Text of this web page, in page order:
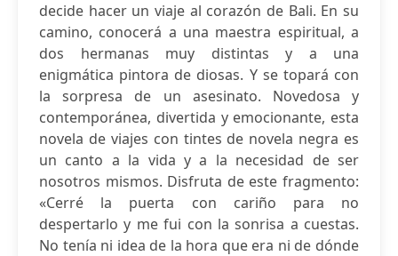
decide hacer un viaje al corazón de Bali. En su
camino, conocerá a una maestra espiritual, a
dos hermanas muy distintas y a una
enigmática pintora de diosas. Y se topará con
la sorpresa de un asesinato. Novedosa y
contemporánea, divertida y emocionante, esta
novela de viajes con tintes de novela negra es
un canto a la vida y a la necesidad de ser
nosotros mismos. Disfruta de este fragmento:
«Cerré la puerta con cariño para no
despertarlo y me fui con la sonrisa a cuestas.
No tenía ni idea de la hora que era ni de dónde